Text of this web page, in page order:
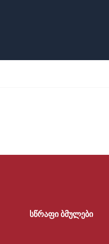
სწრაფი ბმულები